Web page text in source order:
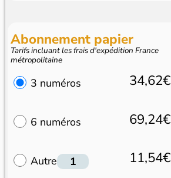
Abonnement papier
Tarifs incluant les frais d'expédition France
métropolitaine
3 numéros 34,62€
6 numéros 69,24€
Autre 11,54€